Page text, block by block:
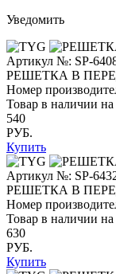
Уведомить
Артикул №: SP-
РЕШЕТКА В
Номер
Товар в наличии на
540
РУБ.
Купить
Артикул №: SP-
РЕШЕТКА В
Номер
Товар в наличии на
630
РУБ.
Купить